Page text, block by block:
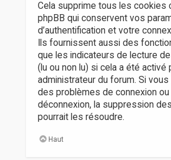
Cela supprime tous les cookies
phpBB qui conservent vos
d’authentification et votre
Ils fournissent aussi des
que les indicateurs de lecture
(lu ou non lu) si cela a été activé
administrateur du forum. Si
des problèmes de connexion ou
déconnexion, la suppression
pourrait les résoudre.
Haut